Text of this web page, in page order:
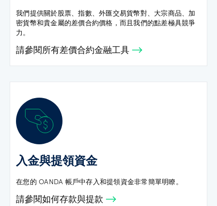
我們提供關於股票、指數、外匯交易貨幣對、大宗商品、加
密貨幣和貴金屬的差價合約價格，而且我們的點差極具競爭
力。
請參閱所有差價合約金融工具
入金與提領資金
在您的 OANDA 帳戶中存入和提領資金非常簡單明瞭。
請參閱如何存款與提款